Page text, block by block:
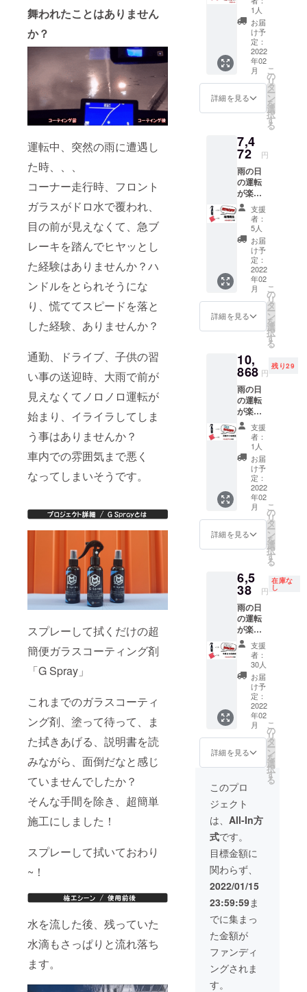
舞われたことはありません
か？
運転中、突然の雨に遭遇し
た時、、、
コーナー走行時、フロント
ガラスがドロ水で覆われ、
目の前が見えなくて、急ブ
レーキを踏んでヒヤッとし
た経験はありませんか？ハ
ンドルをとられそうにな
り、慌ててスピードを落と
した経験、ありませんか？
通勤、ドライブ、子供の習
い事の送迎時、大雨で前が
見えなくてノロノロ運転が
始まり、イライラしてしま
う事はありませんか？
車内での雰囲気まで悪く
なってしまいそうです。
スプレーして拭くだけの超
簡便ガラスコーティング剤
「G Spray」
これまでのガラスコーティ
ング剤、塗って待って、ま
た拭きあげる、説明書を読
みながら、面倒だなと感じ
ていませんでしたか？
そんな手間を除き、超簡単
施工にしました！
スプレーして拭いておわり
~！
水を流した後、残っていた
水滴もさっぱりと流れ落ち
ます。
くの人に伝
わり、それ
が生活にお
いて生かさ
れるとなん
だろう.
『小さなこ
とから世界
平和を願
う』会社で
ロファ
イバー
タオル
です。
吸水性
が良
く、洗
車後の
水滴の
拭取り
に最適
カラ拭
き、水
拭きの
どちら
でもご
使用で
きま
す。
〈内容
の詳
細〉 ・
Mfam自
社製タ
オル ×
２枚
￥1,160
「消費
配送区
域関係
なく送
料込
み］
SIZE：
40ｃｍ
×40ｃｍ
ポリ
エステ
80％、
ポリア
ミド
20％ 〇
専用タ
オルの
ません
のでご
ださ
い。 〇
デザイ
ン仕様
が多少
変わる
場合も
ありま
すので
ご了承
くださ
い。
1人
お届
け予
定：
2022
年02
月
詳細を見る
こ
の
リ
タ
ー
ン
を
選
択
す
る
7,4
72 円
雨の日
の運転
が楽し
くな
る！ 一
般販売
予定価
格（G
Spray
￥4,380
円/本
+Mfam
自社製
タオル
￥580/1
枚）を
般販売
価格
9,340円
の【期
間限定
割
20％OF
→7,379
「消費
税込
み」
［国内
配送区
域関係
なく送
料込
細〉 ・
G
Spray
（100m
l）× ２
本 ・
Mfam自
社製タ
オル×
１枚
【Mfam
自社製
タオル
につい
て】 〇
カラー
の選択
のでご
ださ
い。 〇
デザイ
ン仕様
が多少
変わる
場合も
ありま
ご了承
くださ
い。
支援
者：
5人
お届
け予
定：
2022
年02
月
詳細を見る
こ
の
リ
タ
ー
ン
を
選
択
す
る
10,
868 円
残り29
雨の日
の運転
が楽し
くな
る！ 一
般販売
予定価
格（G
Spray
￥4,380
円/本
+Mfam
自社製
タオル
￥580/1
枚）を
般販売
価格
14,300
円の
【早割
２
４％OF
→10,86
8「消費
税込
み」
［国内
配送区
域関係
なく送
料込
トの詳
細〉 ・
G
Spray
（100m
l）× ３
本 ・
Mfam自
社製タ
オル×
２枚
【Mfam
自社製
タオル
につい
て】 〇
カラー
の選択
支援
者：
1人
お届
け予
定：
2022
年02
月
詳細を見る
こ
の
リ
タ
ー
ン
を
選
択
す
る
6,5
38 円
在庫な
し
雨の日
の運転
が楽し
くな
る！ 一
般販売
予定価
格（G
Spray
￥4,380
円/本
+Mfam
自社製
タオル
￥580/1
枚）を
予定 一
般販売
価格
9,340円
の【超
早割３
０％OF
F】
→6,538
「消費
税込
み」
［国内
配送区
域関係
なく送
料込
み］
支援
者：
30人
お届
け予
定：
2022
年02
月
詳細を見る
こ
の
リ
タ
ー
ン
を
選
択
す
る
このプロ
ジェクト
は、 All-In方
式です。
目標金額に
関わらず、
2022/01/15
23:59:59ま
でに集まっ
た金額が
ファンディ
ングされま
す。